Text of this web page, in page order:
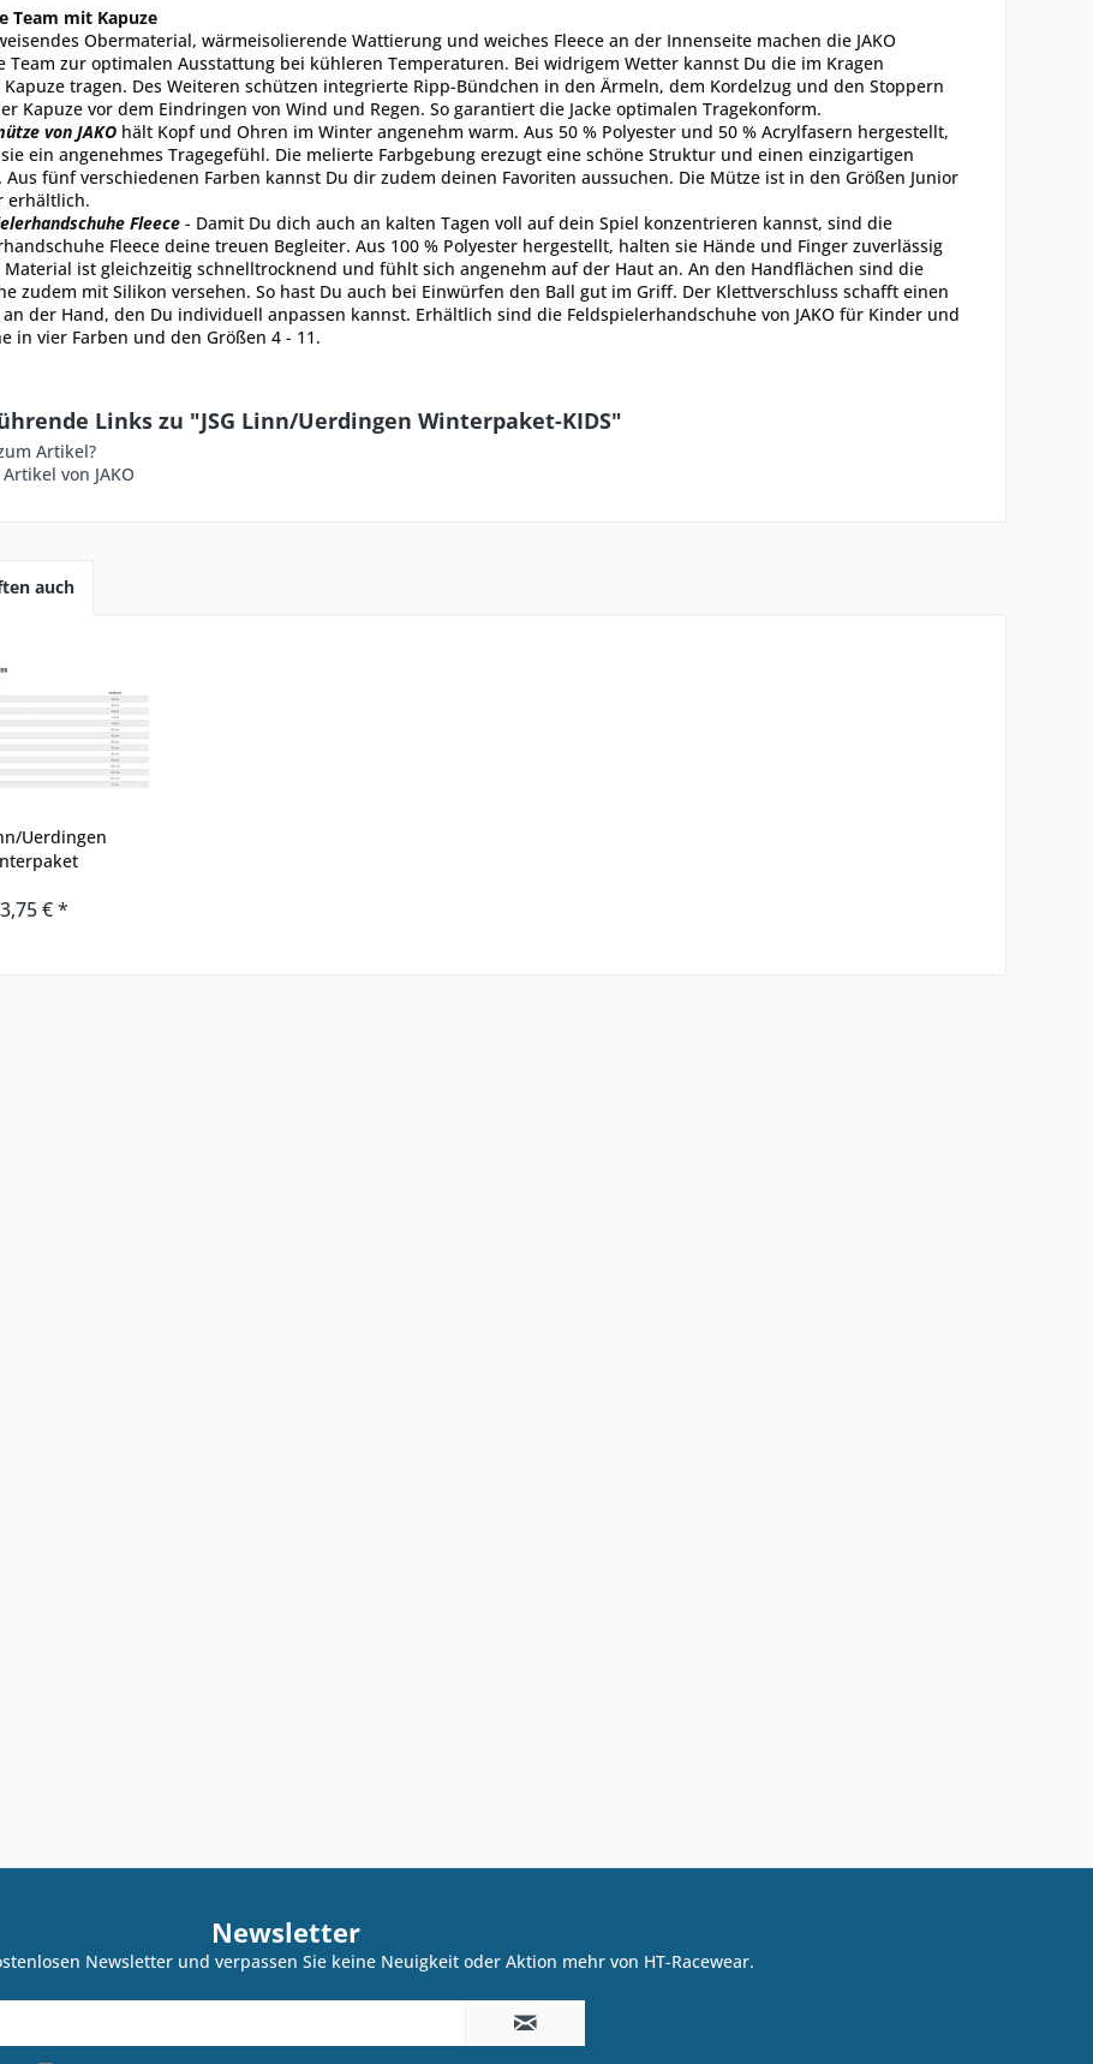
Team mit Kapuze
Obermaterial, wärmeisolierende Wattierung und weiches Fleece an der Innenseite machen die JAKO
Team zur optimalen Ausstattung bei kühleren Temperaturen. Bei widrigem Wetter kannst Du die im Kragen
tragen. Des Weiteren schützen integrierte Ripp-Bündchen in den Ärmeln, dem Kordelzug und den Stoppern
Kapuze vor dem Eindringen von Wind und Regen. So garantiert die Jacke optimalen Tragekonform.
von JAKO hält Kopf und Ohren im Winter angenehm warm. Aus 50 % Polyester und 50 % Acrylfasern hergestellt,
ein angenehmes Tragegefühl. Die melierte Farbgebung erezugt eine schöne Struktur und einen einzigartigen
Aus fünf verschiedenen Farben kannst Du dir zudem deinen Favoriten aussuchen. Die Mütze ist in den Größen Junior
erhältlich.
Fleece - Damit Du dich auch an kalten Tagen voll auf dein Spiel konzentrieren kannst, sind die
Fleece deine treuen Begleiter. Aus 100 % Polyester hergestellt, halten sie Hände und Finger zuverlässig
Material ist gleichzeitig schnelltrocknend und fühlt sich angenehm auf der Haut an. An den Handflächen sind die
zudem mit Silikon versehen. So hast Du auch bei Einwürfen den Ball gut im Griff. Der Klettverschluss schafft einen
der Hand, den Du individuell anpassen kannst. Erhältlich sind die Feldspielerhandschuhe von JAKO für Kinder und
in vier Farben und den Größen 4 - 11.
Links zu "JSG Linn/Uerdingen Winterpaket-KIDS"
Artikel?
von JAKO
auch
Uerdingen
€ *
Newsletter
Newsletter und verpassen Sie keine Neuigkeit oder Aktion mehr von HT-Racewear.